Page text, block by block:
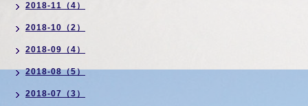
2018-11（4）
2018-10（2）
2018-09（4）
2018-08（5）
2018-07（3）